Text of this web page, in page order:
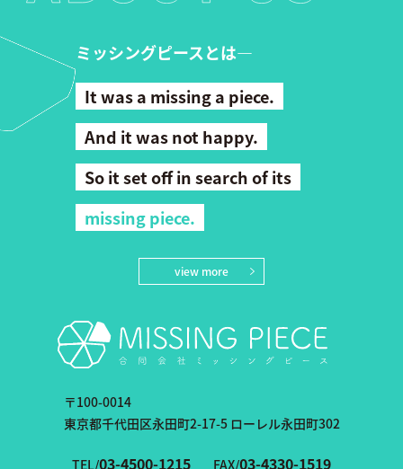
ミッシングピースとは―
It was a missing a piece.
And it was not happy.
So it set off in search of its
missing piece.
view more
〒100-0014
東京都千代田区永田町2-17-5 ローレル永田町302
TEL/03-4500-1215 FAX/03-4330-1519